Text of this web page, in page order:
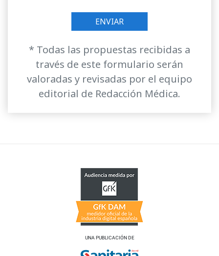
* Todas las propuestas recibidas a
través de este formulario serán
valoradas y revisadas por el equipo
editorial de Redacción Médica.
UNA PUBLICACIÓN DE